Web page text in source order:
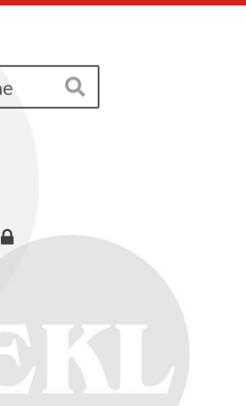
Hae